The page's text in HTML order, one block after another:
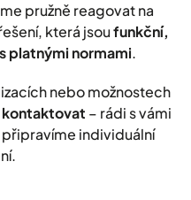
pružně reagovat na
která jsoufunkční,
platnými normami.
nebo možnostech
kontaktovat – rádi s vámi
individuální